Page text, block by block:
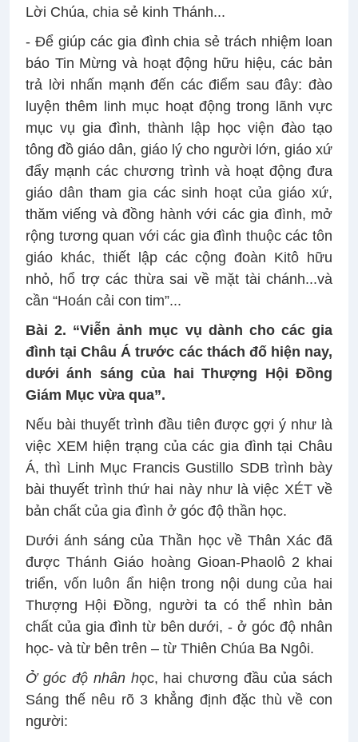
Lời Chúa, chia sẻ kinh Thánh...
- Để giúp các gia đình chia sẻ trách nhiệm loan
báo Tin Mừng và hoạt động hữu hiệu, các bản
trả lời nhấn mạnh đến các điểm sau đây: đào
luyện thêm linh mục hoạt động trong lãnh vực
mục vụ gia đình, thành lập học viện đào tạo
tông đồ giáo dân, giáo lý cho người lớn, giáo xứ
đẩy mạnh các chương trình và hoạt động đưa
giáo dân tham gia các sinh hoạt của giáo xứ,
thăm viếng và đồng hành với các gia đình, mở
rộng tương quan với các gia đình thuộc các tôn
giáo khác, thiết lập các cộng đoàn Kitô hữu
nhỏ, hổ trợ các thừa sai về mặt tài chánh...và
cần “Hoán cải con tim”...
Bài 2. “Viễn ảnh mục vụ dành cho các gia
đình tại Châu Á trước các thách đố hiện nay,
dưới ánh sáng của hai Thượng Hội Đồng
Giám Mục vừa qua”.
Nếu bài thuyết trình đầu tiên được gợi ý như là
việc XEM hiện trạng của các gia đình tại Châu
Á, thì Linh Mục Francis Gustillo SDB trình bày
bài thuyết trình thứ hai này như là việc XÉT về
bản chất của gia đình ở góc độ thần học.
Dưới ánh sáng của Thần học về Thân Xác đã
được Thánh Giáo hoàng Gioan-Phaolô 2 khai
triển, vốn luôn ẩn hiện trong nội dung của hai
Thượng Hội Đồng, người ta có thể nhìn bản
chất của gia đình từ bên dưới, - ở góc độ nhân
học- và từ bên trên – từ Thiên Chúa Ba Ngôi.
Ở góc độ nhân học, hai chương đầu của sách
Sáng thế nêu rõ 3 khẳng định đặc thù về con
người: